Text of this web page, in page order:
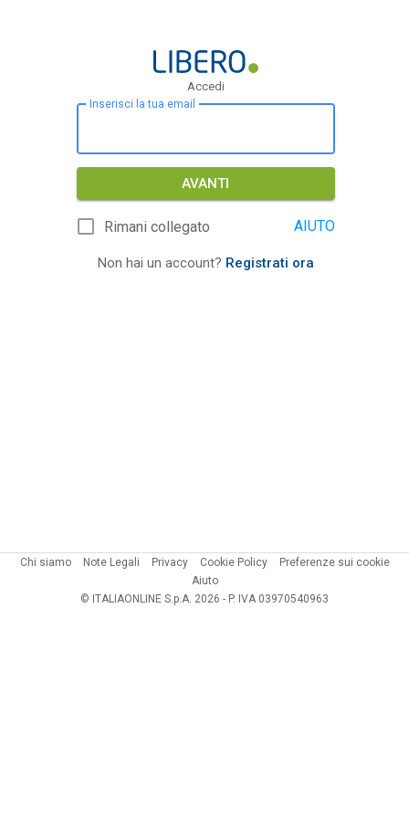
Accedi
Inserisci la tua email
AVANTI
Rimani collegato AIUTO
Non hai un account? Registrati ora
Chi siamo Note Legali Privacy Cookie Policy
Preferenze sui cookie
Aiuto
© ITALIAONLINE S.p.A. 2026 - P. IVA 03970540963